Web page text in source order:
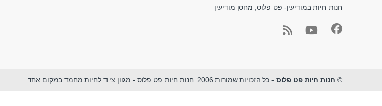
חנות חיות במודיעין- פט פלוס, מחסן מודיעין
© חנות חיות פט פלוס - כל הזכויות שמורות 2006. חנות חיות פט פלוס - מגוון ציוד לחיות מחמד במקום אחד.